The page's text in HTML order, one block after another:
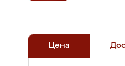
Цена